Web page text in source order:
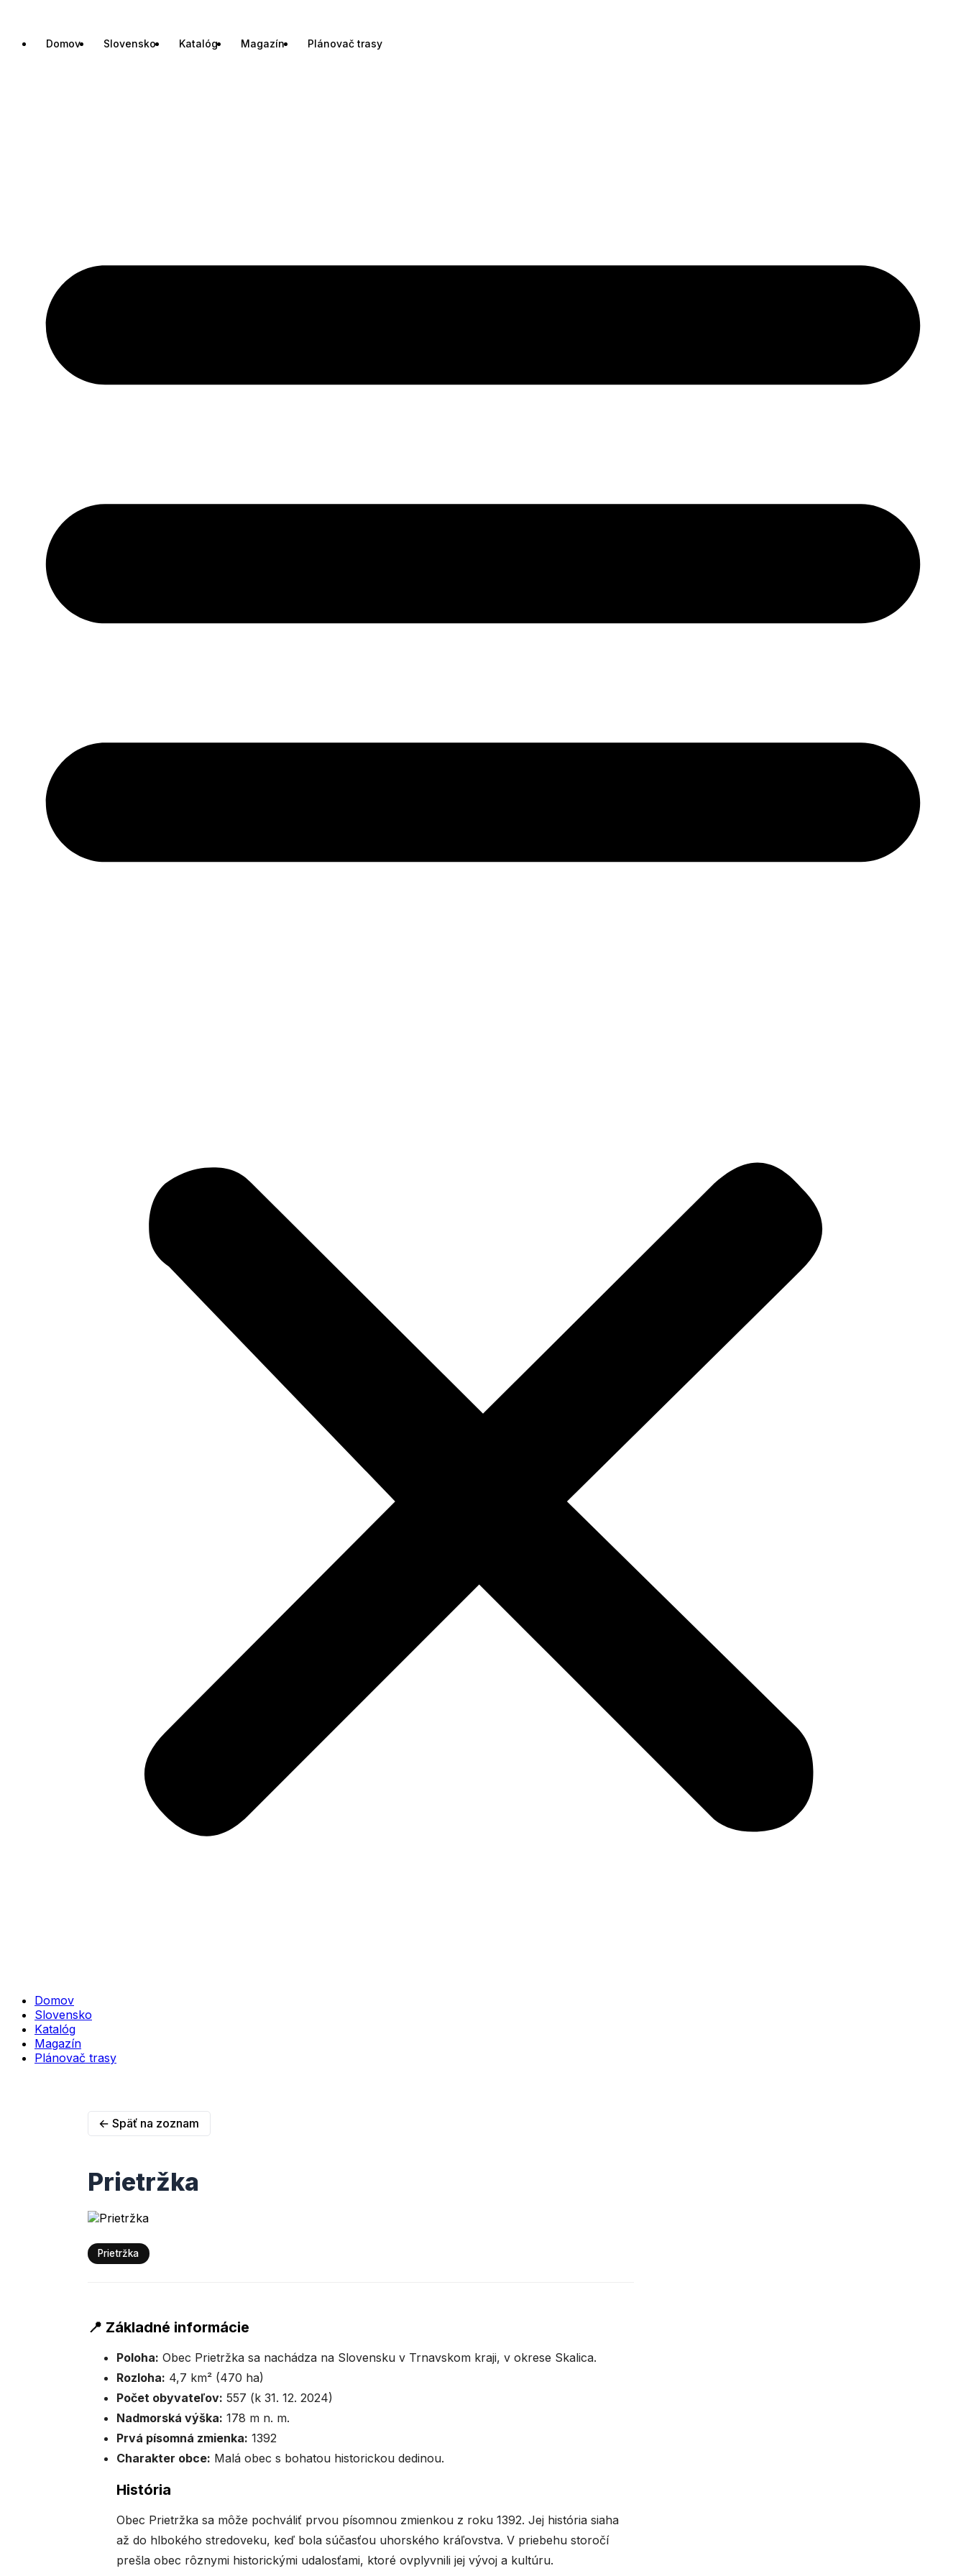
Domov Slovensko Katalóg Magazín Plánovač trasy
Domov
Slovensko
Katalóg
Magazín
Plánovač trasy
← Späť na zoznam
Prietržka
Prietržka
📍 Základné informácie
Poloha: Obec Prietržka sa nachádza na Slovensku v Trnavskom kraji, v okrese Skalica.
Rozloha: 4,7 km² (470 ha)
Počet obyvateľov: 557 (k 31. 12. 2024)
Nadmorská výška: 178 m n. m.
Prvá písomná zmienka: 1392
Charakter obce: Malá obec s bohatou historickou dedinou.
História
Obec Prietržka sa môže pochváliť prvou písomnou zmienkou z roku 1392. Jej história siaha
až do hlbokého stredoveku, keď bola súčasťou uhorského kráľovstva. V priebehu storočí
prešla obec rôznymi historickými udalosťami, ktoré ovplyvnili jej vývoj a kultúru.